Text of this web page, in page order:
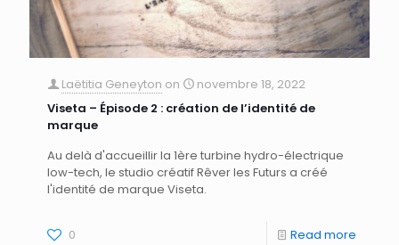
Laëtitia Geneyton on
novembre 18, 2022
Viseta – Épisode 2 : création de l’identité de
marque
Au delà d'accueillir la 1ère turbine hydro-électrique
low-tech, le studio créatif Rêver les Futurs a créé
l'identité de marque Viseta.
0 Read more